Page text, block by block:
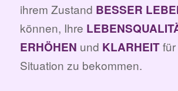
ihrem Zustand BESSER
können, Ihre
ERHÖHEN und KLARHEITfür
Situation zu bekommen.